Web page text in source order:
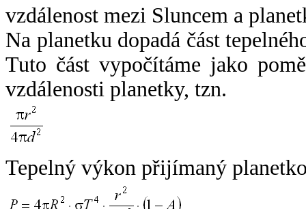
vzdálenost mezi Sluncem a
Na planetku dopadá část
Tuto část vypočítáme jako
vzdálenosti planetky, tzn.
Tepelný výkon přijímaný